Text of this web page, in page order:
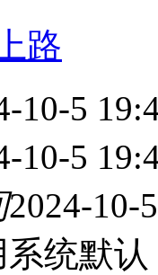
路
10-5
10-5
2024-10-
统默认